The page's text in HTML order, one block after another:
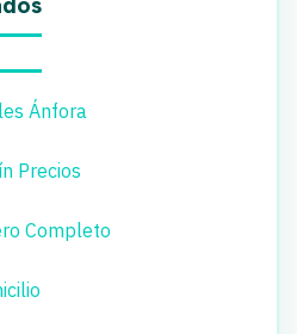
Ánfora
Precios
Completo